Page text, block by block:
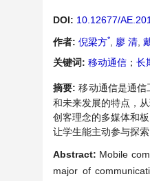
DOI: 10.12677/
作者: 倪梁方* 廖 清
关键词: 移动通信 ； 长
摘要:移动通信是通信
和未来发展的特点，
创客理念的多媒体和
让学生能主动参与探
Abstract: Mobile
major of